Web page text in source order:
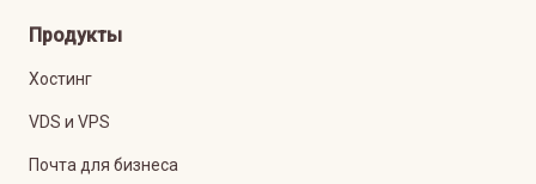
Продукты
Хостинг
VDS и VPS
Почта для бизнеса